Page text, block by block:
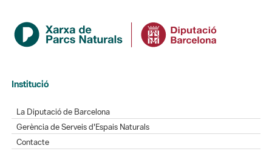
Institució
La Diputació de Barcelona
Gerència de Serveis d'Espais Naturals
Contacte